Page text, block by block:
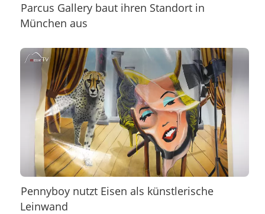
Parcus Gallery baut ihren Standort in
München aus
Pennyboy nutzt Eisen als künstlerische
Leinwand